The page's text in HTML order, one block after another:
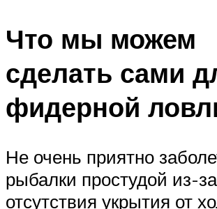
Что мы можем
сделать сами
фидерной
Не очень приятно
рыбалки простудой из-за
отсутствия укрытия от